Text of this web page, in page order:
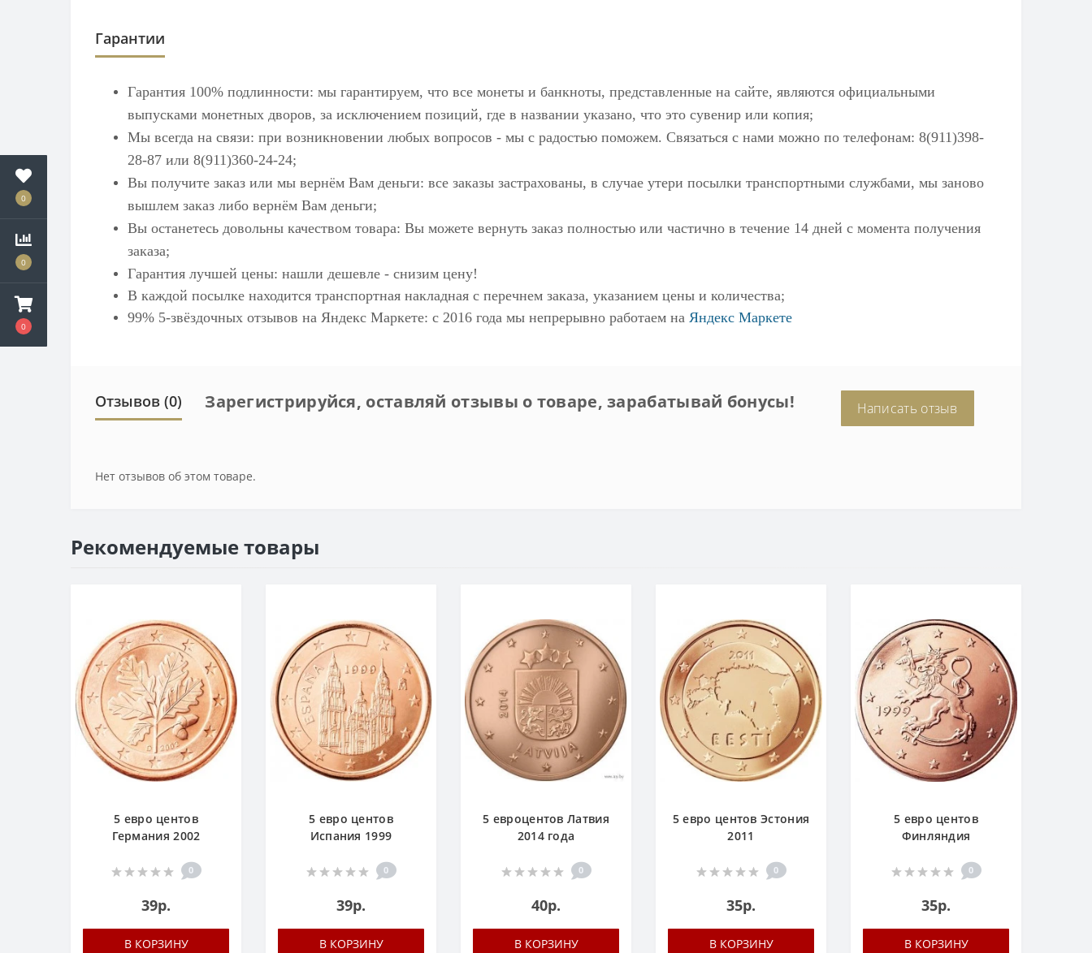
0
0
0
Гарантии
Гарантия 100% подлинности: мы гарантируем, что все монеты и банкноты, представленные на сайте, являются официальными
выпусками монетных дворов, за исключением позиций, где в названии указано, что это сувенир или копия;
Мы всегда на связи: при возникновении любых вопросов - мы с радостью поможем. Связаться с нами можно по телефонам: 8(911)398-
28-87 или 8(911)360-24-24;
Вы получите заказ или мы вернём Вам деньги: все заказы застрахованы, в случае утери посылки транспортными службами, мы заново
вышлем заказ либо вернём Вам деньги;
Вы останетесь довольны качеством товара: Вы можете вернуть заказ полностью или частично в течение 14 дней с момента получения
заказа;
Гарантия лучшей цены: нашли дешевле - снизим цену!
В каждой посылке находится транспортная накладная с перечнем заказа, указанием цены и количества;
99% 5-звёздочных отзывов на Яндекс Маркете: с 2016 года мы непрерывно работаем на Яндекс Маркете
Отзывов (0) Зарегистрируйся, оставляй отзывы о товаре, зарабатывай бонусы! Написать отзыв
Нет отзывов об этом товаре.
Рекомендуемые товары
5 евро центов
Германия 2002
0
39р.
В КОРЗИНУ
5 евро центов
Испания 1999
0
39р.
В КОРЗИНУ
5 евроцентов Латвия
2014 года
0
40р.
В КОРЗИНУ
5 евро центов Эстония
2011
0
35р.
В КОРЗИНУ
5 евро центов
Финляндия
0
35р.
В КОРЗИНУ